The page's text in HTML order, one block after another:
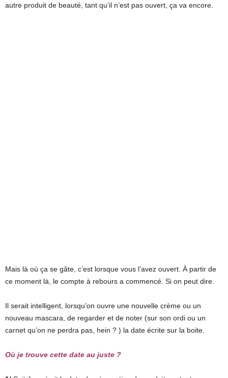
autre produit de beauté, tant qu’il n’est pas ouvert, ça va encore.
Mais là où ça se gâte, c’est lorsque vous l’avez ouvert. À partir de
ce moment là, le compte à rebours a commencé. Si on peut dire.
Il serait intelligent, lorsqu’on ouvre une nouvelle crème ou un
nouveau mascara, de regarder et de noter (sur son ordi ou un
carnet qu’on ne perdra pas, hein ? ) la date écrite sur la boite.
Où je trouve cette date au juste ?